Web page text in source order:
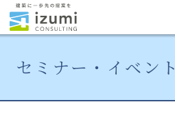
グ
ロ
ーセミナー・イベント